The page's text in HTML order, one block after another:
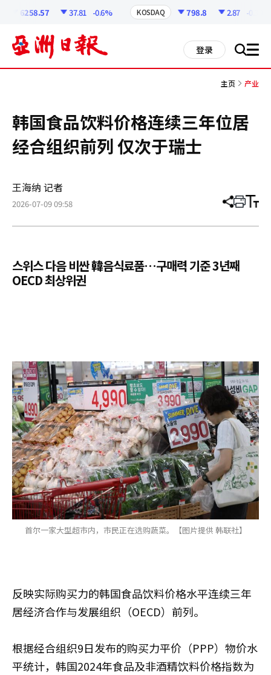
6258.57 37.81 -0.6% KOSDAQ 798.8 2.87 -0.36%
登录 搜 all
主页 产业
韩国食品饮料价格连续三年位居
经合组织前列 仅次于瑞士
王海纳 记者
2026-07-09 09:58 分
章
打 调
小
스위스 다음 비싼 韓음식료품…구매력 기준 3년째
OECD 최상위권
首尔一家大型超市内，市民正在选购蔬菜。【图片提供 韩联社】
反映实际购买力的韩国食品饮料价格水平连续三年
居经济合作与发展组织（OECD）前列。
根据经合组织9日发布的购买力平价（PPP）物价水
平统计，韩国2024年食品及非酒精饮料价格指数为